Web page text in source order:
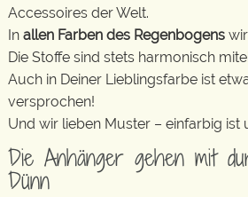
Accessoires der Welt.
In allen Farben des Regenbogens
Die Stoffe sind stets harmonisch
Auch in Deiner Lieblingsfarbe ist
versprochen!
Und wir lieben Muster – einfarbig ist
Die Anhänger gehen mit
Dünn